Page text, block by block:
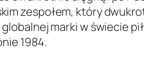
zespołem, który
marki w świecie
1984.